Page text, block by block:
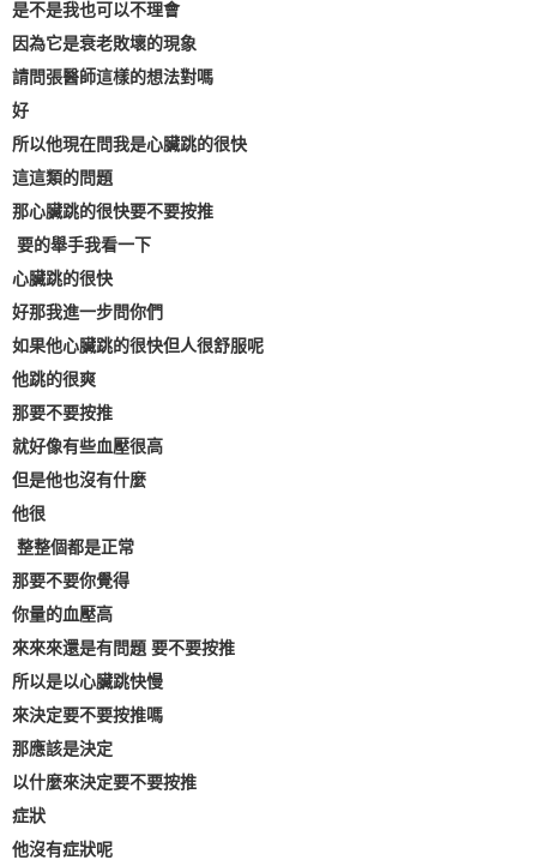
是不是我也可以不理會
因為它是衰老敗壞的現象
請問張醫師這樣的想法對嗎
好
所以他現在問我是心臟跳的很快
這這類的問題
那心臟跳的很快要不要按推
要的舉手我看一下
心臟跳的很快
好那我進一步問你們
如果他心臟跳的很快但人很舒服呢
他跳的很爽
那要不要按推
就好像有些血壓很高
但是他也沒有什麼
他很
整整個都是正常
那要不要你覺得
你量的血壓高
來來來還是有問題 要不要按推
所以是以心臟跳快慢
來決定要不要按推嗎
那應該是決定
以什麼來決定要不要按推
症狀
他沒有症狀呢